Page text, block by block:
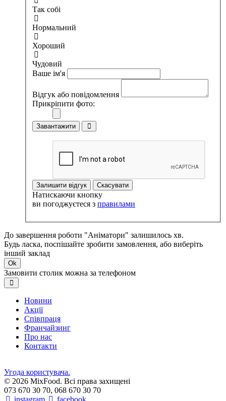
Так собі
Нормальний
Хороший
Чудовий
Ваше ім'я
Відгук або повідомлення
Прикріпити фото:
Завантажити
Залишити відгук Скасувати
Натискаючи кнопку
ви погоджуєтеся з правилами
До завершення роботи "Аніматори" залишилось хв.
Будь ласка, поспішайте зробити замовлення, або виберіть
інший заклад
Ok
Замовити столик можна за телефоном
Новини
Акції
Співпраця
Франчайзинг
Про нас
Контакти
Угода користувача.
© 2026 MixFood. Всі права захищені
073 670 30 70, 068 670 30 70
instagram
facebook